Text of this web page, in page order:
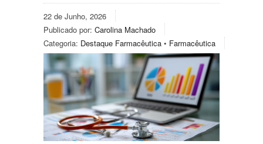
22 de Junho, 2026
Publicado por: Carolina Machado
Categoria: Destaque Farmacêutica • Farmacêutica